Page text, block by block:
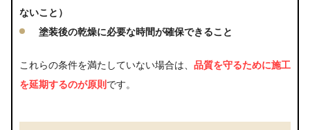
し・保証・近隣対応）
まとめ
ないこと）
塗装後の乾燥に必要な時間が確保できること
これらの条件を満たしていない場合は、 品質を守るために施工
を延期するのが原則です。